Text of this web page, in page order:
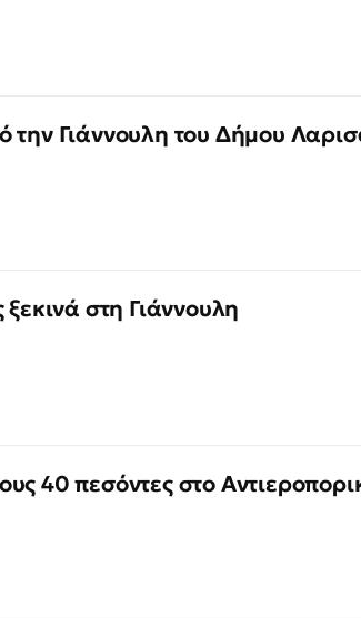
Γιάννουλη του Δήμου
στη Γιάννουλη
40 πεσόντες στο